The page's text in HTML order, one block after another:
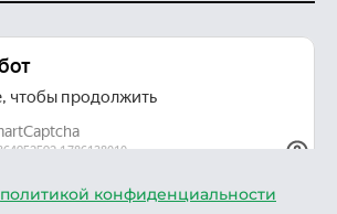
политикой конфиденциальности